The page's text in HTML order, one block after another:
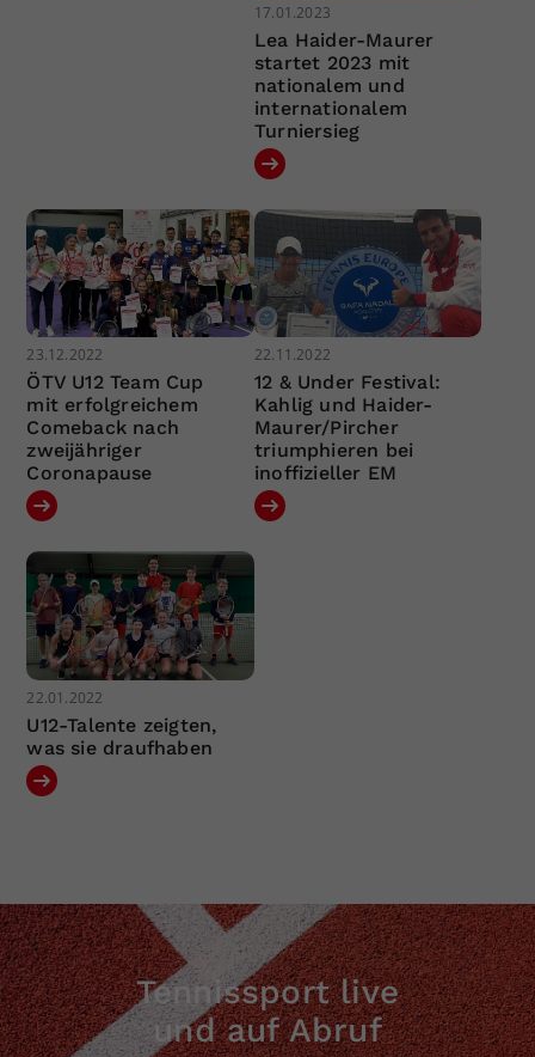
17.01.2023
Lea Haider-Maurer
startet 2023 mit
nationalem und
internationalem
Turniersieg
23.12.2022
ÖTV U12 Team Cup
mit erfolgreichem
Comeback nach
zweijähriger
Coronapause
22.11.2022
12 & Under Festival:
Kahlig und Haider-
Maurer/Pircher
triumphieren bei
inoffizieller EM
22.01.2022
U12-Talente zeigten,
was sie draufhaben
Tennissport live
und auf Abruf